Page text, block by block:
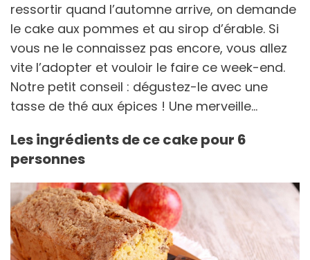
ressortir quand l’automne arrive, on demande
le cake aux pommes et au sirop d’érable. Si
vous ne le connaissez pas encore, vous allez
vite l’adopter et vouloir le faire ce week-end.
Notre petit conseil : dégustez-le avec une
tasse de thé aux épices ! Une merveille…
Les ingrédients de ce cake pour 6
personnes